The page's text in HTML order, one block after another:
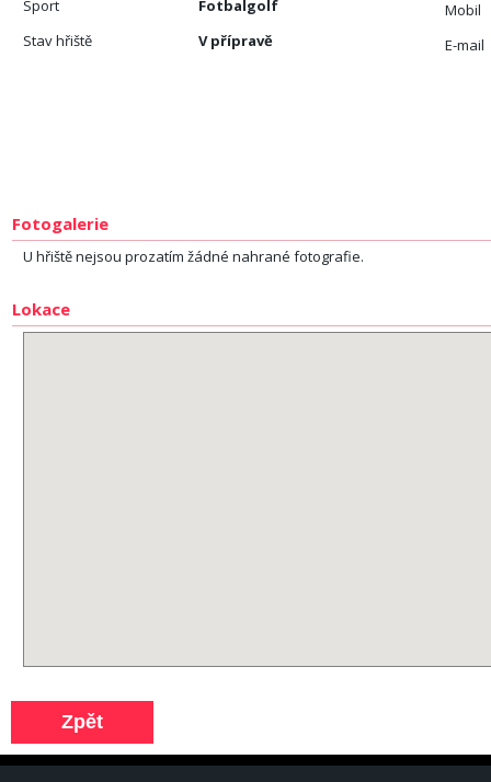
Sport
Fotbalgolf
Stav hřiště
V přípravě
Mobil
E-mail
Fotogalerie
U hřiště nejsou prozatím žádné nahrané fotografie.
Lokace